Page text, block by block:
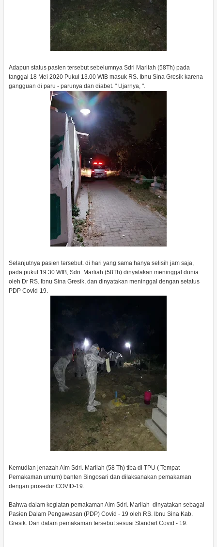
Adapun status pasien tersebut sebelumnya Sdri Marliah (58Th) pada
tanggal 18 Mei 2020 Pukul 13.00 WIB masuk RS. Ibnu Sina Gresik karena
gangguan di paru - parunya dan diabet. " Ujarnya, ".
Selanjutnya pasien tersebut. di hari yang sama hanya selisih jam saja,
pada pukul 19.30 WIB, Sdri. Marliah (58Th) dinyatakan meninggal dunia
oleh Dr RS. Ibnu Sina Gresik, dan dinyatakan meninggal dengan setatus
PDP Covid-19.
Kemudian jenazah Alm Sdri. Marliah (58 Th) tiba di TPU ( Tempat
Pemakaman umum) banten Singosari dan dilaksanakan pemakaman
dengan prosedur COVID-19.
Bahwa dalam kegiatan pemakaman Alm Sdri. Marliah dinyatakan sebagai
Pasien Dalam Pengawasan (PDP) Covid - 19 oleh RS. Ibnu Sina Kab.
Gresik. Dan dalam pemakaman tersebut sesuai Standart Covid - 19.